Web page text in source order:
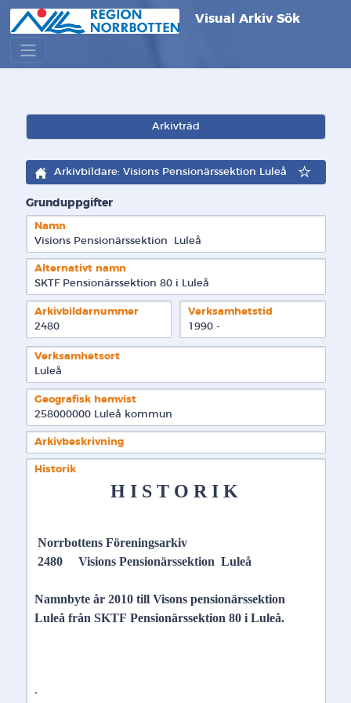
Visual Arkiv Sök
Arkivträd
Arkivbildare: Visions Pensionärssektion Luleå
Grunduppgifter
Namn
Visions Pensionärssektion  Luleå
Alternativt namn
SKTF Pensionärssektion 80 i Luleå
Arkivbildarnummer
2480
Verksamhetstid
Verksamhetsort
Luleå
Geografisk hemvist
Arkivbeskrivning
Historik
H I S T O R I K
Norrbottens Föreningsarkiv
Namnbyte år 2010 till Visons pensionärssektion
Luleå från SKTF Pensionärssektion 80 i Luleå.